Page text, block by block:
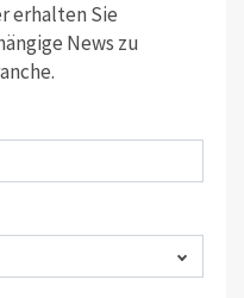
erhalten Sie
News zu